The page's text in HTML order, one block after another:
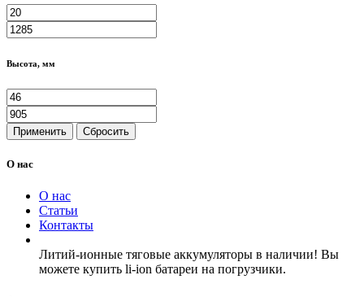
Высота, мм
Применить Сбросить
О нас
О нас
Статьи
Контакты
Литий-ионные тяговые аккумуляторы в наличии! Вы
можете купить li-ion батареи на погрузчики.